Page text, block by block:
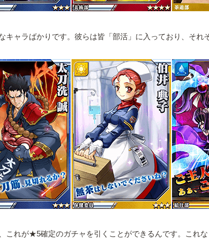
ャラばかりです。彼らは皆「部活」に入っており、それ
これが★5確定のガチャを引くことができるんです。これ